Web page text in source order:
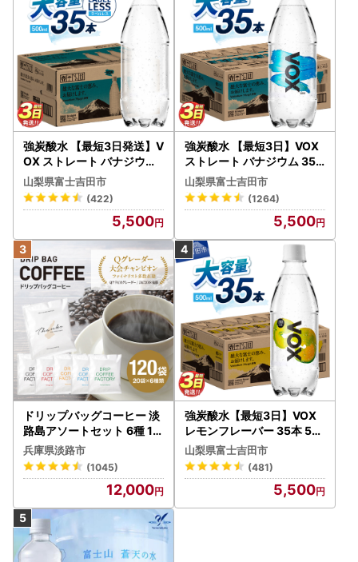
強炭酸水 【最短3日発送】V
OX ストレート バナジウム
強炭酸水 35本 500ml ラベ
ルレス【富士吉田市限定カ
ートン】 炭酸
山梨県富士吉田市
(422)
5,500
強炭酸水 【最短3日】VOX
ストレート バナジウム 35
本 500ml 【富士吉田市限
定カートン】炭酸
山梨県富士吉田市
(1264)
5,500
ドリップバッグコーヒー 淡
路島アソートセット 6種 12
0袋 飲み比べ コーヒー
兵庫県淡路市
(1045)
12,000
強炭酸水【最短3日】VOX
レモンフレーバー 35本 50
0ml 【富士吉田市限定カー
トン】炭酸
山梨県富士吉田市
(481)
5,500